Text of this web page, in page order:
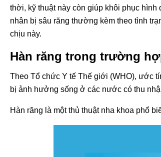
thời, kỹ thuật này còn giúp khôi phục
nhân bị sâu răng thường kèm theo tình
chịu này.
Hàn răng trong trường
Theo Tổ chức Y tế Thế giới (WHO), ước
bị ảnh hưởng sống ở các nước có thu
Hàn răng là một thủ thuật nha khoa phổ